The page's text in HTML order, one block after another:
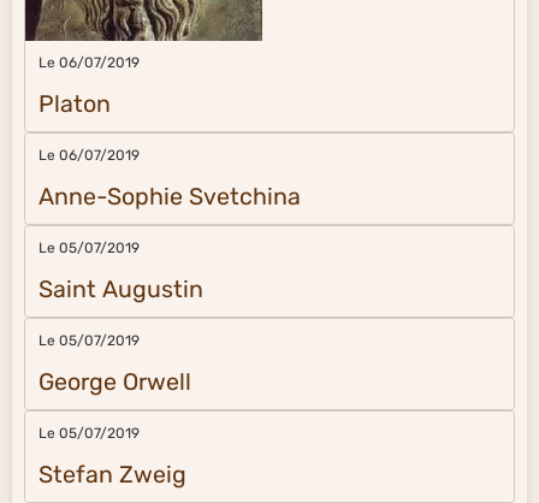
Le 06/07/2019
Platon
Le 06/07/2019
Anne-Sophie Svetchina
Le 05/07/2019
Saint Augustin
Le 05/07/2019
George Orwell
Le 05/07/2019
Stefan Zweig